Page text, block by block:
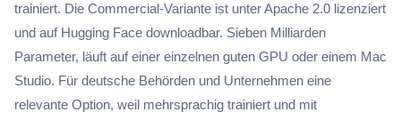
trainiert. Die Commercial-Variante ist unter Apache 2.0 lizenziert
und auf Hugging Face downloadbar. Sieben Milliarden
Parameter, läuft auf einer einzelnen guten GPU oder einem Mac
Studio. Für deutsche Behörden und Unternehmen eine
relevante Option, weil mehrsprachig trainiert und mit